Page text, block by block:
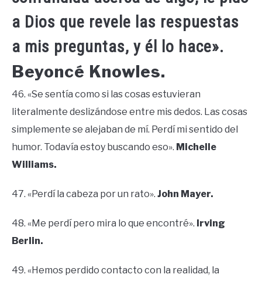
a Dios que revele las respuestas
a mis preguntas, y él lo hace».
Beyoncé Knowles.
46. «Se sentía como si las cosas estuvieran
literalmente deslizándose entre mis dedos. Las cosas
simplemente se alejaban de mí. Perdí mi sentido del
humor. Todavía estoy buscando eso». Michelle
Williams.
47. «Perdí la cabeza por un rato». John Mayer.
48. «Me perdí pero mira lo que encontré». Irving
Berlin.
49. «Hemos perdido contacto con la realidad, la